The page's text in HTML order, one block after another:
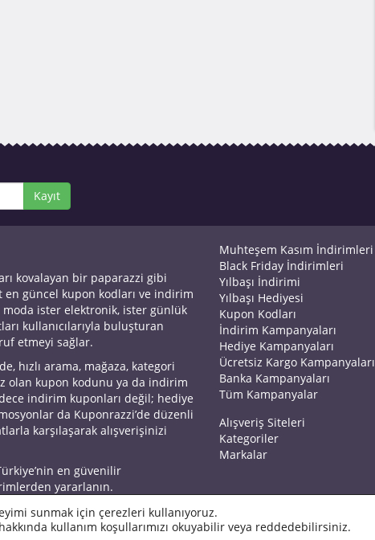
Kayıt
kovalayan bir paparazzi gibi
en güncel kupon kodları ve indirim
moda ister elektronik, ister günlük
kullanıcılarıyla buluşturan
etmeyi sağlar.
hızlı arama, mağaza, kategori
olan kupon kodunu ya da indirim
indirim kuponları değil; hediye
da Kuponrazzi’de düzenli
karşılaşarak alışverişinizi
en güvenilir
yararlanın.
Muhteşem Kasım İndirimleri
Black Friday İndirimleri
Yılbaşı İndirimi
Yılbaşı Hediyesi
Kupon Kodları
İndirim Kampanyaları
Hediye Kampanyaları
Ücretsiz Kargo Kampanyaları
Banka Kampanyaları
Tüm Kampanyalar
Alışveriş Siteleri
Kategoriler
Markalar
sunmak için çerezleri kullanıyoruz.
kullanım koşullarımızı okuyabilir veya reddedebilirsiniz.